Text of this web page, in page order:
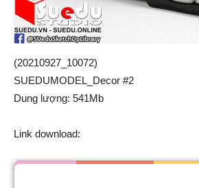
(20210927_10072)
SUEDUMODEL_Decor #2
Dung lượng: 541Mb
Link download: